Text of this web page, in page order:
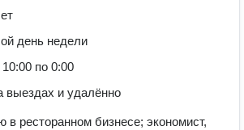
день недели
10:00 по 0:00
выездах и удалённо
в ресторанном бизнесе; экономист,